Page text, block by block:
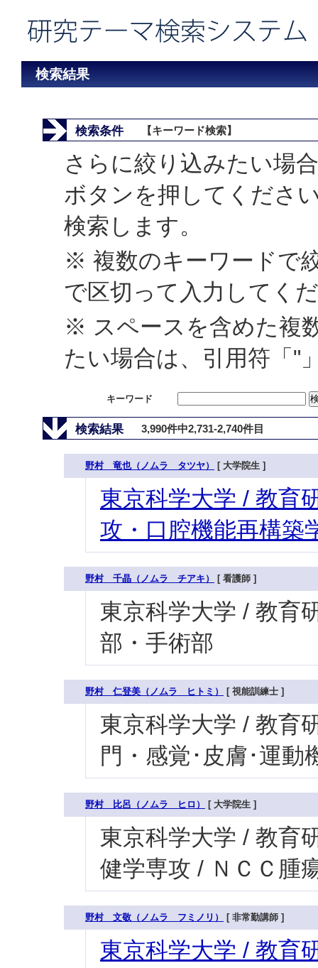
検索結果
検索条件 【キーワード検索】
さらに絞り込みたい場
ボタンを押してくださ
検索します。
※ 複数のキーワードで
で区切って入力してく
※ スペースを含めた複
たい場合は、引用符「"
キーワード
検索結果 3,990件中2,731-2,740件目
野村 竜也（ノムラ タツヤ） [ 大学院生 ]
東京科学大学 / 教育
攻・口腔機能再構築
野村 千晶（ノムラ チアキ） [ 看護師 ]
東京科学大学 / 教育
部・手術部
野村 仁登美（ノムラ ヒトミ） [ 視能訓練士 ]
東京科学大学 / 教育
門・感覚･皮膚･運動
野村 比呂（ノムラ ヒロ） [ 大学院生 ]
東京科学大学 / 教育
健学専攻 / ＮＣＣ腫
野村 文敬（ノムラ フミノリ） [ 非常勤講師 ]
東京科学大学 / 教育